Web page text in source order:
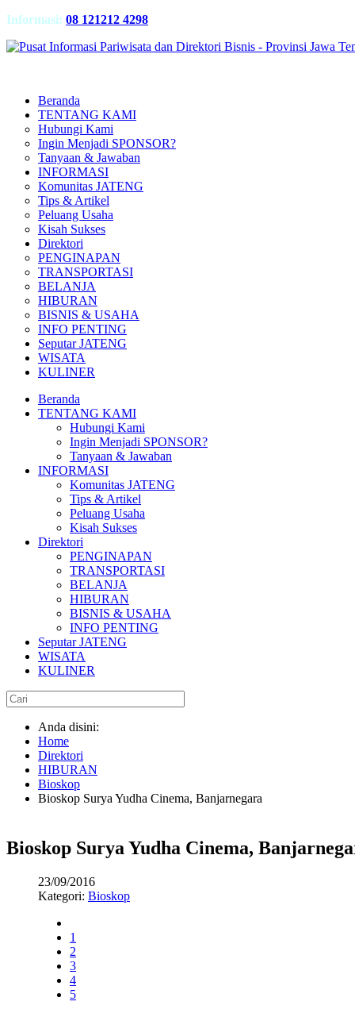
Informasi: 08 121212 4298
Beranda
TENTANG KAMI
Hubungi Kami
Ingin Menjadi SPONSOR?
Tanyaan & Jawaban
INFORMASI
Komunitas JATENG
Tips & Artikel
Peluang Usaha
Kisah Sukses
Direktori
PENGINAPAN
TRANSPORTASI
BELANJA
HIBURAN
BISNIS & USAHA
INFO PENTING
Seputar JATENG
WISATA
KULINER
Beranda
TENTANG KAMI
Hubungi Kami
Ingin Menjadi SPONSOR?
Tanyaan & Jawaban
INFORMASI
Komunitas JATENG
Tips & Artikel
Peluang Usaha
Kisah Sukses
Direktori
PENGINAPAN
TRANSPORTASI
BELANJA
HIBURAN
BISNIS & USAHA
INFO PENTING
Seputar JATENG
WISATA
KULINER
Anda disini:
Home
Direktori
HIBURAN
Bioskop
Bioskop Surya Yudha Cinema, Banjarnegara
Bioskop Surya Yudha Cinema,
23/09/2016
Kategori: Bioskop
1
2
3
4
5